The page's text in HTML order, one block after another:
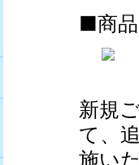
■商
新規
て、
施い